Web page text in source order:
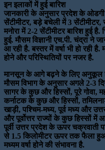
इन इलाकों में हुई बारिश
जानकारी के अनुसार प्रदेश के
सेंटीमीटर, बड़े बचेली में 3
मनोरा में 2-2 सेंटीमीटर बारिश हुई है.
हुई. मौसम विज्ञानी एच.पी. चंद्रा ने
आ रही है. बस्तर में वर्षा भी हो रही
होने और परिस्थितियों पर नजर है.
मानसून के आगे बढ़ने के लिए अनुकूल
मौसम विभाग के अनुसार अगले 2-3
सागर के कुछ और हिस्सों, पूरे गोवा,
कर्नाटक के कुछ और हिस्सों,
खाड़ी, पश्चिम-मध्य, पूर्व मध्य और
और पूर्वोत्तर राज्यों के कुछ हिस्सों
पूर्वी उत्तर प्रदेश के ऊपर
से 1.5 किलोमीटर ऊपर तक फैला
मध्यम वर्षा होने की संभावना है.